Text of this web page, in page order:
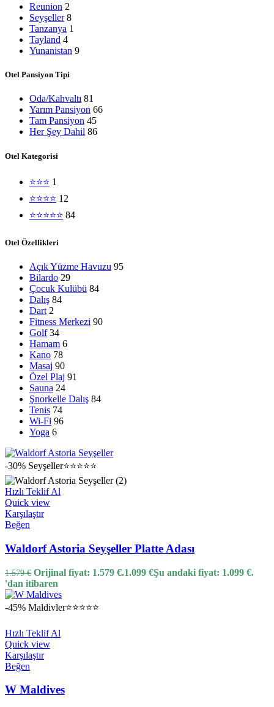
Reunion 2
Seyşeller 8
Tanzanya 1
Tayland 4
Yunanistan 9
Otel Pansiyon Tipi
Oda/Kahvaltı 81
Yarım Pansiyon 66
Tam Pansiyon 45
Her Şey Dahil 86
Otel Kategorisi
⭐⭐⭐ 1
⭐⭐⭐⭐ 12
⭐⭐⭐⭐⭐ 84
Otel Özellikleri
Açık Yüzme Havuzu 95
Bilardo 29
Çocuk Kulübü 84
Dalış 84
Dart 2
Fitness Merkezi 90
Golf 34
Hamam 6
Kano 78
Masaj 90
Özel Plaj 91
Sauna 24
Şnorkelle Dalış 84
Tenis 74
Wi-Fi 96
Yoga 6
-30% Seyşeller⭐⭐⭐⭐⭐
Hızlı Teklif Al
Quick view
Karşılaştır
Beğen
Waldorf Astoria Seyşeller Platte Adası
1.579€ Orijinal fiyat: 1.579 €.1.099 €Şu andaki fiyat: 1.099 €.
'dan itibaren
-45% Maldivler⭐⭐⭐⭐⭐
Hızlı Teklif Al
Quick view
Karşılaştır
Beğen
W Maldives